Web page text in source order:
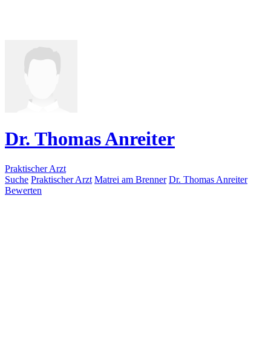
Dr. Thomas Anreiter
Praktischer Arzt
Suche Praktischer Arzt Matrei am Brenner Dr. Thomas Anreiter
Bewerten